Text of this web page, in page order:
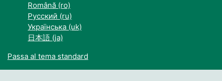
Română ‎(ro)‎
Русский ‎(ru)‎
Українська ‎(uk)‎
日本語 ‎(ja)‎
Passa al tema standard